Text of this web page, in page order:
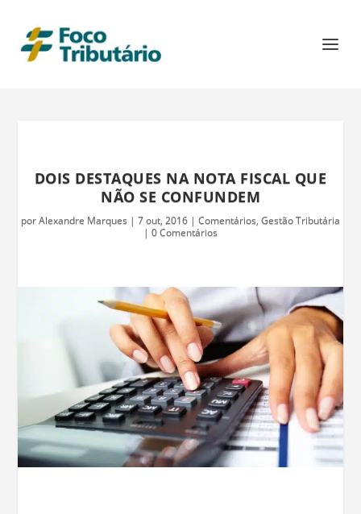
DOIS DESTAQUES NA NOTA FISCAL QUE
NÃO SE CONFUNDEM
porAlexandre Marques | 7 out, 2016 | Comentários, Gestão Tributária
| 0 Comentários